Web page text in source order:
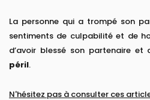
La personne qui a trompé son
sentiments de culpabilité et de
d’avoir blessé son partenaire et
péril.
N'hésitez pas à consulter ces